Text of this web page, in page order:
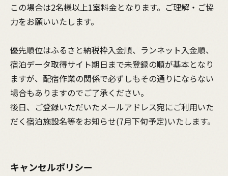
この場合は2名様以上1室料金となります。ご理解・ご協
力をお願いいたします。
優先順位はふるさと納税枠入金順、ランネット入金順、
宿泊データ取得サイト期日まで未登録の順が基本となり
ますが、配宿作業の関係で必ずしもその通りにならない
場合もありますのでご了承ください。
後日、ご登録いただいたメールアドレス宛にご利用いた
だく宿泊施設名等をお知らせ(7月下旬予定)いたします。
キャンセルポリシー